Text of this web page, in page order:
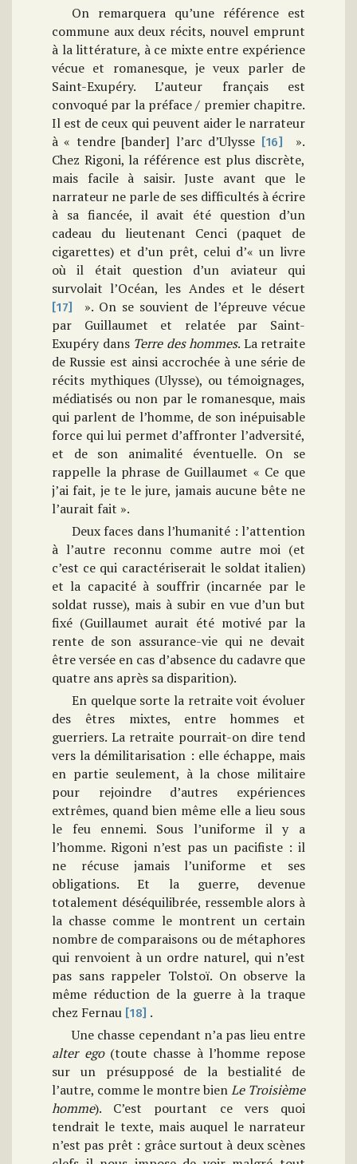
On remarquera qu’une référence est
commune aux deux récits, nouvel emprunt
à la littérature, à ce mixte entre expérience
vécue et romanesque, je veux parler de
Saint-Exupéry. L’auteur français est
convoqué par la préface / premier chapitre.
Il est de ceux qui peuvent aider le narrateur
à « tendre [bander] l’arc d’Ulysse
[16]
».
Chez Rigoni, la référence est plus discrète,
mais facile à saisir. Juste avant que le
narrateur ne parle de ses difficultés à écrire
à sa fiancée, il avait été question d’un
cadeau du lieutenant Cenci (paquet de
cigarettes) et d’un prêt, celui d’« un livre
où il était question d’un aviateur qui
survolait l’Océan, les Andes et le désert
[17]
». On se souvient de l’épreuve vécue
par Guillaumet et relatée par Saint-
Exupéry dans Terre des hommes. La retraite
de Russie est ainsi accrochée à une série de
récits mythiques (Ulysse), ou témoignages,
médiatisés ou non par le romanesque, mais
qui parlent de l’homme, de son inépuisable
force qui lui permet d’affronter l’adversité,
et de son animalité éventuelle. On se
rappelle la phrase de Guillaumet « Ce que
j’ai fait, je te le jure, jamais aucune bête ne
l’aurait fait ».
Deux faces dans l’humanité : l’attention
à l’autre reconnu comme autre moi (et
c’est ce qui caractériserait le soldat italien)
et la capacité à souffrir (incarnée par le
soldat russe), mais à subir en vue d’un but
fixé (Guillaumet aurait été motivé par la
rente de son assurance-vie qui ne devait
être versée en cas d’absence du cadavre que
quatre ans après sa disparition).
En quelque sorte la retraite voit évoluer
des êtres mixtes, entre hommes et
guerriers. La retraite pourrait-on dire tend
vers la démilitarisation : elle échappe, mais
en partie seulement, à la chose militaire
pour rejoindre d’autres expériences
extrêmes, quand bien même elle a lieu sous
le feu ennemi. Sous l’uniforme il y a
l’homme. Rigoni n’est pas un pacifiste : il
ne récuse jamais l’uniforme et ses
obligations. Et la guerre, devenue
totalement déséquilibrée, ressemble alors à
la chasse comme le montrent un certain
nombre de comparaisons ou de métaphores
qui renvoient à un ordre naturel, qui n’est
pas sans rappeler Tolstoï. On observe la
même réduction de la guerre à la traque
chez Fernau [18] .
Une chasse cependant n’a pas lieu entre
alter ego(toute chasse à l’homme repose
sur un présupposé de la bestialité de
l’autre, comme le montre bienLe Troisième
homme). C’est pourtant ce vers quoi
tendrait le texte, mais auquel le narrateur
n’est pas prêt : grâce surtout à deux scènes